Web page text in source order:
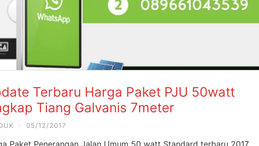
Terbaru Harga Paket PJU 50watt
Tiang Galvanis 7meter
· 05/12/2017
Paket Penerangan Jalan Umum 50 watt Standard terbaru 2017